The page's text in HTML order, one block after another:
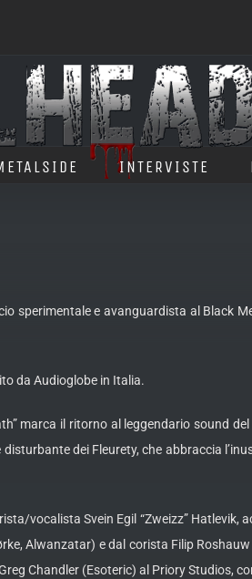
INTERVISTE
sperimentale e avanguardista al Black
da Audioglobe in Italia.
marca il ritorno al leggendario sound
dei Fleurety, che abbraccia
vocalista Svein Egil “Zweizz”
Alwanzatar) e dal corista Filip
Chandler (Esoteric) al Priory Studios,